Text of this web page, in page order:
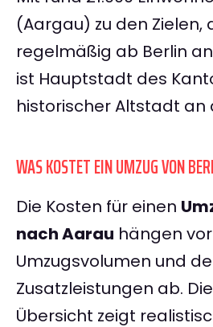
(Aargau) zu den Zielen,
regelmäßig ab Berlin
ist Hauptstadt des
historischer Altstadt an
WAS KOSTET EIN UMZUG VON
Die Kosten für einen
nach Aarau hängen
Umzugsvolumen und
Zusatzleistungen ab.
Übersicht zeigt